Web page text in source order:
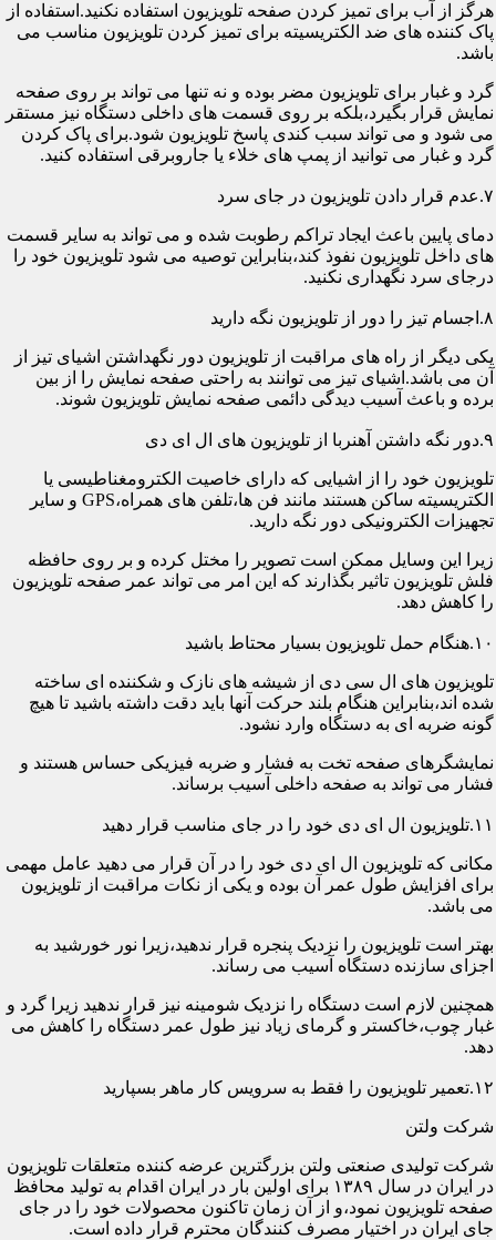
هرگز از آب برای تمیز کردن صفحه تلویزیون استفاده نکنید.استفاده از
پاک کننده های ضد الکتریسیته برای تمیز کردن تلویزیون مناسب می
باشد.
گرد و غبار برای تلویزیون مضر بوده و نه تنها می تواند بر روی صفحه
نمایش قرار بگیرد،بلکه بر روی قسمت های داخلی دستگاه نیز مستقر
می شود و می تواند سبب کندی پاسخ تلویزیون شود.برای پاک کردن
گرد و غبار می توانید از پمپ های خلاء یا جاروبرقی استفاده کنید.
۷.عدم قرار دادن تلویزیون در جای سرد
دمای پایین باعث ایجاد تراکم رطوبت شده و می تواند به سایر قسمت
های داخل تلویزیون نفوذ کند،بنابراین توصیه می شود تلویزیون خود را
درجای سرد نگهداری نکنید.
۸.اجسام تیز را دور از تلویزیون نگه دارید
یکی دیگر از راه های مراقبت از تلویزیون دور نگهداشتن اشیای تیز از
آن می باشد.اشیای تیز می توانند به راحتی صفحه نمایش را از بین
برده و باعث آسیب دیدگی دائمی صفحه نمایش تلویزیون شوند.
۹.دور نگه داشتن آهنربا از تلویزیون های ال ای دی
تلویزیون خود را از اشیایی که دارای خاصیت الکترومغناطیسی یا
الکتریسیته ساکن هستند مانند فن ها،تلفن های همراه،GPS و سایر
تجهیزات الکترونیکی دور نگه دارید.
زیرا این وسایل ممکن است تصویر را مختل کرده و بر روی حافظه
فلش تلویزیون تاثیر بگذارند که این امر می تواند عمر صفحه تلویزیون
را کاهش دهد.
۱۰.هنگام حمل تلویزیون بسیار محتاط باشید
تلویزیون های ال سی دی از شیشه های نازک و شکننده ای ساخته
شده اند،بنابراین هنگام بلند حرکت آنها باید دقت داشته باشید تا هیچ
گونه ضربه ای به دستگاه وارد نشود.
نمایشگرهای صفحه تخت به فشار و ضربه فیزیکی حساس هستند و
فشار می تواند به صفحه داخلی آسیب برساند.
۱۱.تلویزیون ال ای دی خود را در جای مناسب قرار دهید
مکانی که تلویزیون ال ای دی خود را در آن قرار می دهید عامل مهمی
برای افزایش طول عمر آن بوده و یکی از نکات مراقبت از تلویزیون
می باشد.
بهتر است تلویزیون را نزدیک پنجره قرار ندهید،زیرا نور خورشید به
اجزای سازنده دستگاه آسیب می رساند.
همچنین لازم است دستگاه را نزدیک شومینه نیز قرار ندهید زیرا گرد و
غبار چوب،خاکستر و گرمای زیاد نیز طول عمر دستگاه را کاهش می
دهد.
۱۲.تعمیر تلویزیون را فقط به سرویس کار ماهر بسپارید
شرکت ولتن
شرکت تولیدی صنعتی ولتن بزرگترین عرضه کننده متعلقات تلویزیون
در ایران در سال ۱۳۸۹ برای اولین بار در ایران اقدام به تولید محافظ
صفحه تلویزیون نمود،و از آن زمان تاکنون محصولات خود را در جای
جای ایران در اختیار مصرف کنندگان محترم قرار داده است.